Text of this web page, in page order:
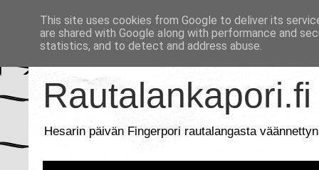
Rautalankapori.fi
Hesarin päivän Fingerpori rautalangasta
This site uses cookies from Google to deliver its
are shared with Google along with performance and
statistics, and to detect and address abuse.